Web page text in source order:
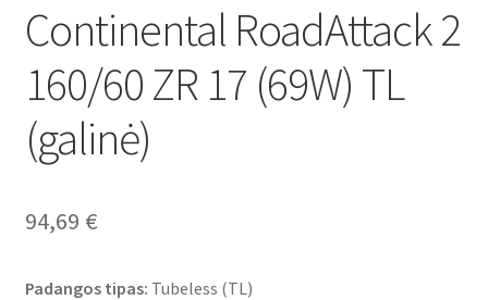
Continental RoadAttack 2
160/60 ZR 17 (69W) TL
(galinė)
94,69 €
Padangos tipas: Tubeless (TL)